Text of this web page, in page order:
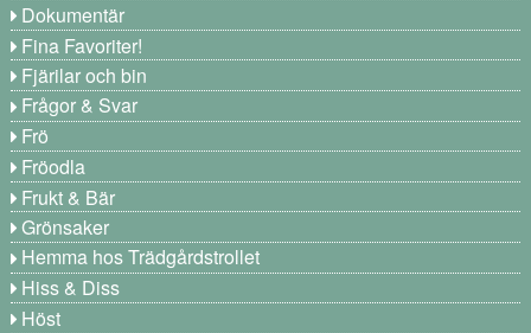
Dokumentär
Fina Favoriter!
Fjärilar och bin
Frågor & Svar
Frö
Fröodla
Frukt & Bär
Grönsaker
Hemma hos Trädgårdstrollet
Hiss & Diss
Höst